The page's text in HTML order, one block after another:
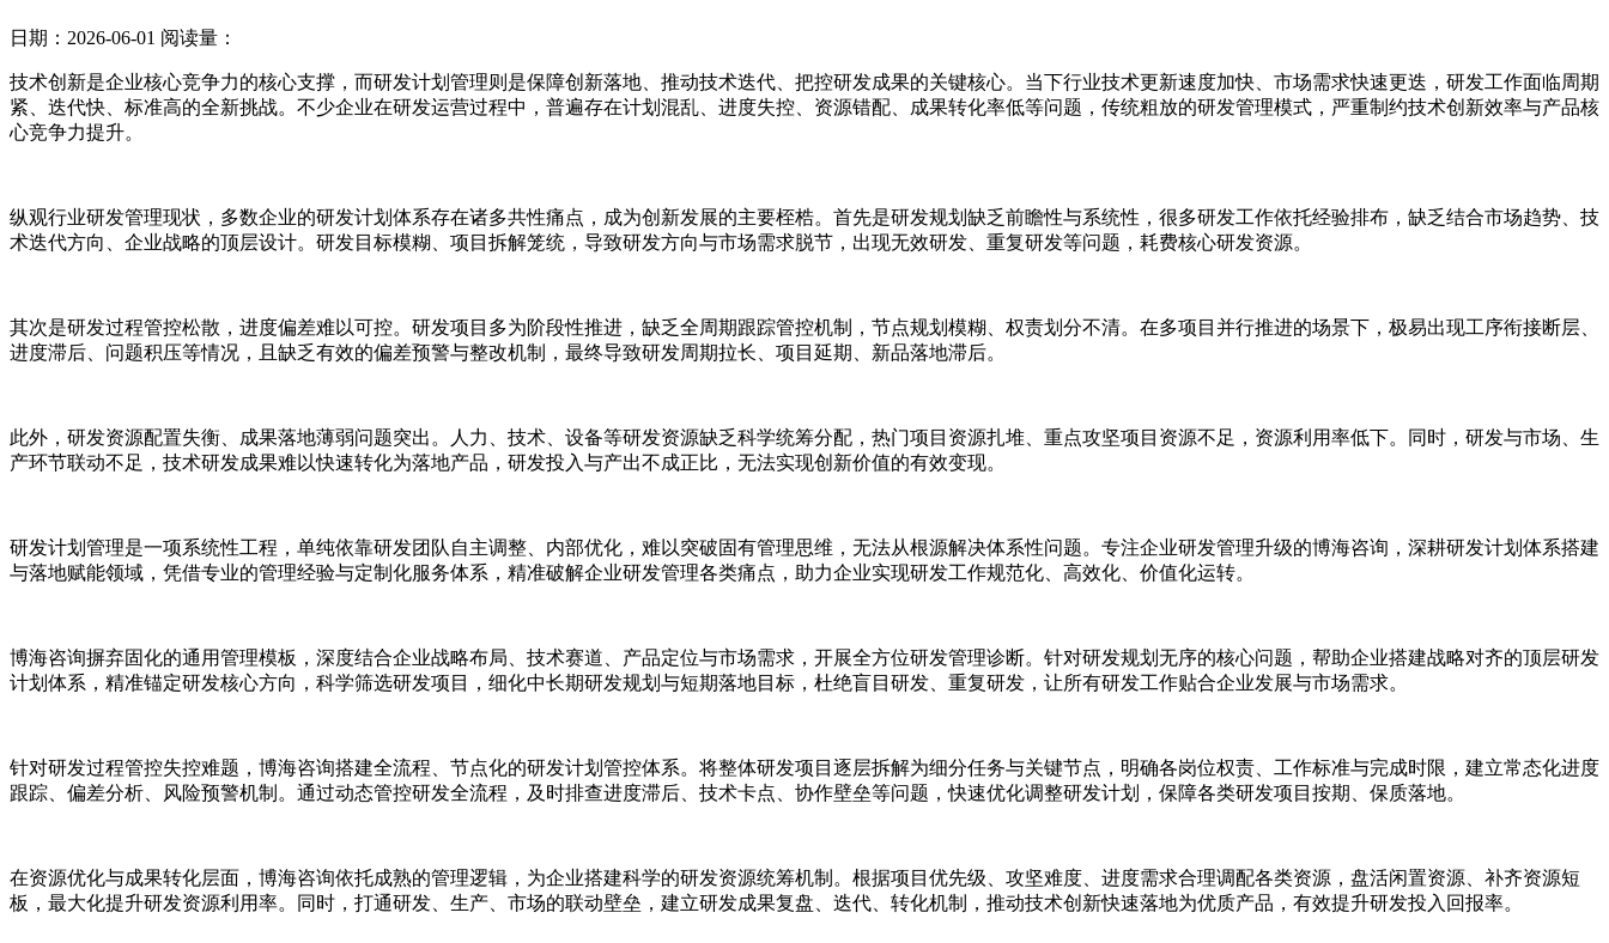
日期：2026-06-01 阅读量：
技术创新是企业核心竞争力的核心支撑，而研发计划管理则是保障创新落地、推动技术迭代、把控研发成果的关键核心。当下行业技术更新速度加快、市场需求快速更迭，研发工作面临周期
紧、迭代快、标准高的全新挑战。不少企业在研发运营过程中，普遍存在计划混乱、进度失控、资源错配、成果转化率低等问题，传统粗放的研发管理模式，严重制约技术创新效率与产品核
心竞争力提升。
纵观行业研发管理现状，多数企业的研发计划体系存在诸多共性痛点，成为创新发展的主要桎梏。首先是研发规划缺乏前瞻性与系统性，很多研发工作依托经验排布，缺乏结合市场趋势、技
术迭代方向、企业战略的顶层设计。研发目标模糊、项目拆解笼统，导致研发方向与市场需求脱节，出现无效研发、重复研发等问题，耗费核心研发资源。
其次是研发过程管控松散，进度偏差难以可控。研发项目多为阶段性推进，缺乏全周期跟踪管控机制，节点规划模糊、权责划分不清。在多项目并行推进的场景下，极易出现工序衔接断层、
进度滞后、问题积压等情况，且缺乏有效的偏差预警与整改机制，最终导致研发周期拉长、项目延期、新品落地滞后。
此外，研发资源配置失衡、成果落地薄弱问题突出。人力、技术、设备等研发资源缺乏科学统筹分配，热门项目资源扎堆、重点攻坚项目资源不足，资源利用率低下。同时，研发与市场、生
产环节联动不足，技术研发成果难以快速转化为落地产品，研发投入与产出不成正比，无法实现创新价值的有效变现。
研发计划管理是一项系统性工程，单纯依靠研发团队自主调整、内部优化，难以突破固有管理思维，无法从根源解决体系性问题。专注企业研发管理升级的博海咨询，深耕研发计划体系搭建
与落地赋能领域，凭借专业的管理经验与定制化服务体系，精准破解企业研发管理各类痛点，助力企业实现研发工作规范化、高效化、价值化运转。
博海咨询摒弃固化的通用管理模板，深度结合企业战略布局、技术赛道、产品定位与市场需求，开展全方位研发管理诊断。针对研发规划无序的核心问题，帮助企业搭建战略对齐的顶层研发
计划体系，精准锚定研发核心方向，科学筛选研发项目，细化中长期研发规划与短期落地目标，杜绝盲目研发、重复研发，让所有研发工作贴合企业发展与市场需求。
针对研发过程管控失控难题，博海咨询搭建全流程、节点化的研发计划管控体系。将整体研发项目逐层拆解为细分任务与关键节点，明确各岗位权责、工作标准与完成时限，建立常态化进度
跟踪、偏差分析、风险预警机制。通过动态管控研发全流程，及时排查进度滞后、技术卡点、协作壁垒等问题，快速优化调整研发计划，保障各类研发项目按期、保质落地。
在资源优化与成果转化层面，博海咨询依托成熟的管理逻辑，为企业搭建科学的研发资源统筹机制。根据项目优先级、攻坚难度、进度需求合理调配各类资源，盘活闲置资源、补齐资源短
板，最大化提升研发资源利用率。同时，打通研发、生产、市场的联动壁垒，建立研发成果复盘、迭代、转化机制，推动技术创新快速落地为优质产品，有效提升研发投入回报率。